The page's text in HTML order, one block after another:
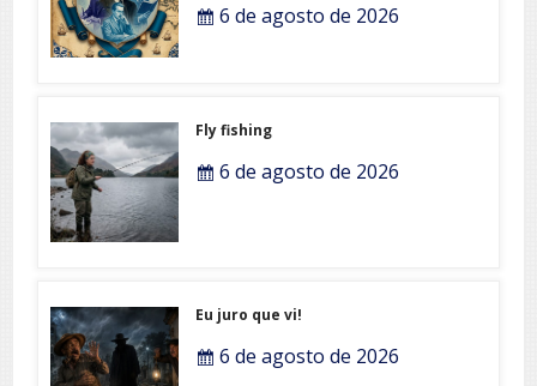
6 de agosto de 2026
Fly fishing
6 de agosto de 2026
Eu juro que vi!
6 de agosto de 2026